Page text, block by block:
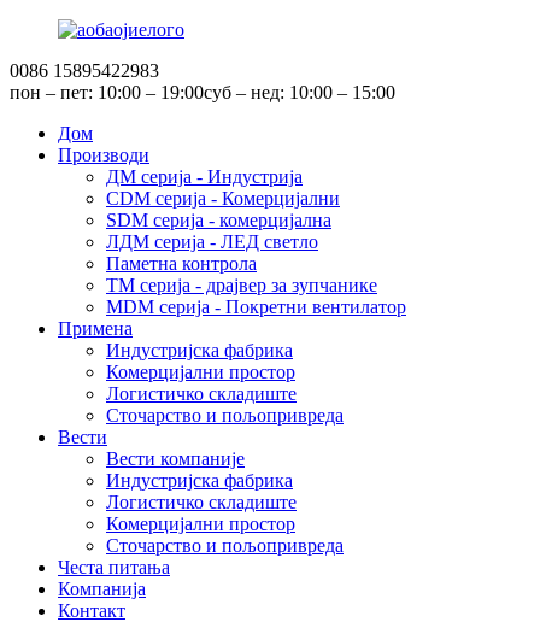
0086 15895422983
пон – пет: 10:00 – 19:00суб – нед: 10:00 – 15:00
Дом
Производи
ДМ серија - Индустрија
CDM серија - Комерцијални
SDM серија - комерцијална
ЛДМ серија - ЛЕД светло
Паметна контрола
TM серија - драјвер за зупчанике
MDM серија - Покретни вентилатор
Примена
Индустријска фабрика
Комерцијални простор
Логистичко складиште
Сточарство и пољопривреда
Вести
Вести компаније
Индустријска фабрика
Логистичко складиште
Комерцијални простор
Сточарство и пољопривреда
Честа питања
Компанија
Контакт